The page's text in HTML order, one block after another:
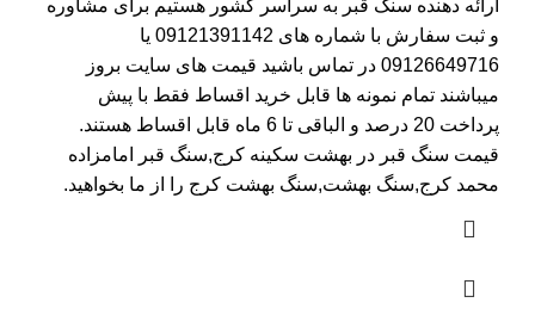
ارائه دهنده سنگ قبر به سراسر کشور هستیم برای مشاوره
و ثبت سفارش با شماره های 09121391142 یا
09126649716 در تماس باشید قیمت های سایت بروز
میباشند تمام نمونه ها قابل خرید اقساط فقط با پیش
پرداخت 20 درصد و الباقی تا 6 ماه قابل اقساط هستند.
قیمت سنگ قبر در بهشت سکینه کرج,سنگ قبر امامزاده
محمد کرج,سنگ بهشت,سنگ بهشت کرج را از ما بخواهید.